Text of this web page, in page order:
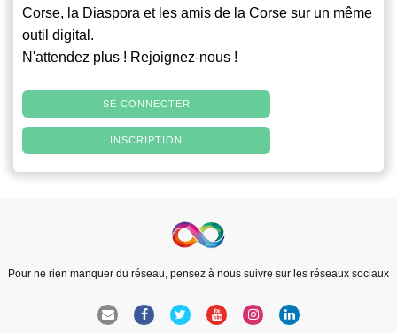
Corse, la Diaspora et les amis de la Corse sur un même
outil digital.
N'attendez plus ! Rejoignez-nous !
SE CONNECTER
INSCRIPTION
Pour ne rien manquer du réseau, pensez à nous suivre sur les réseaux sociaux